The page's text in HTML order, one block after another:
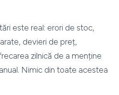
este real: erori de stoc,
devieri de preț,
zilnică de a menține
Nimic din toate acestea